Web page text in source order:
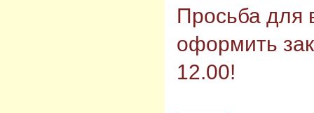
Просьба для
оформить
12.00!